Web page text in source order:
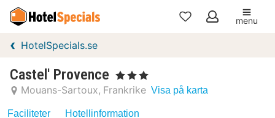
Mina
menu
HotelSpecials.se
Castel' Provence , 3 Stjärnor
Mouans-Sartoux Frankrike Visa på karta
Faciliteter Hotellinformation